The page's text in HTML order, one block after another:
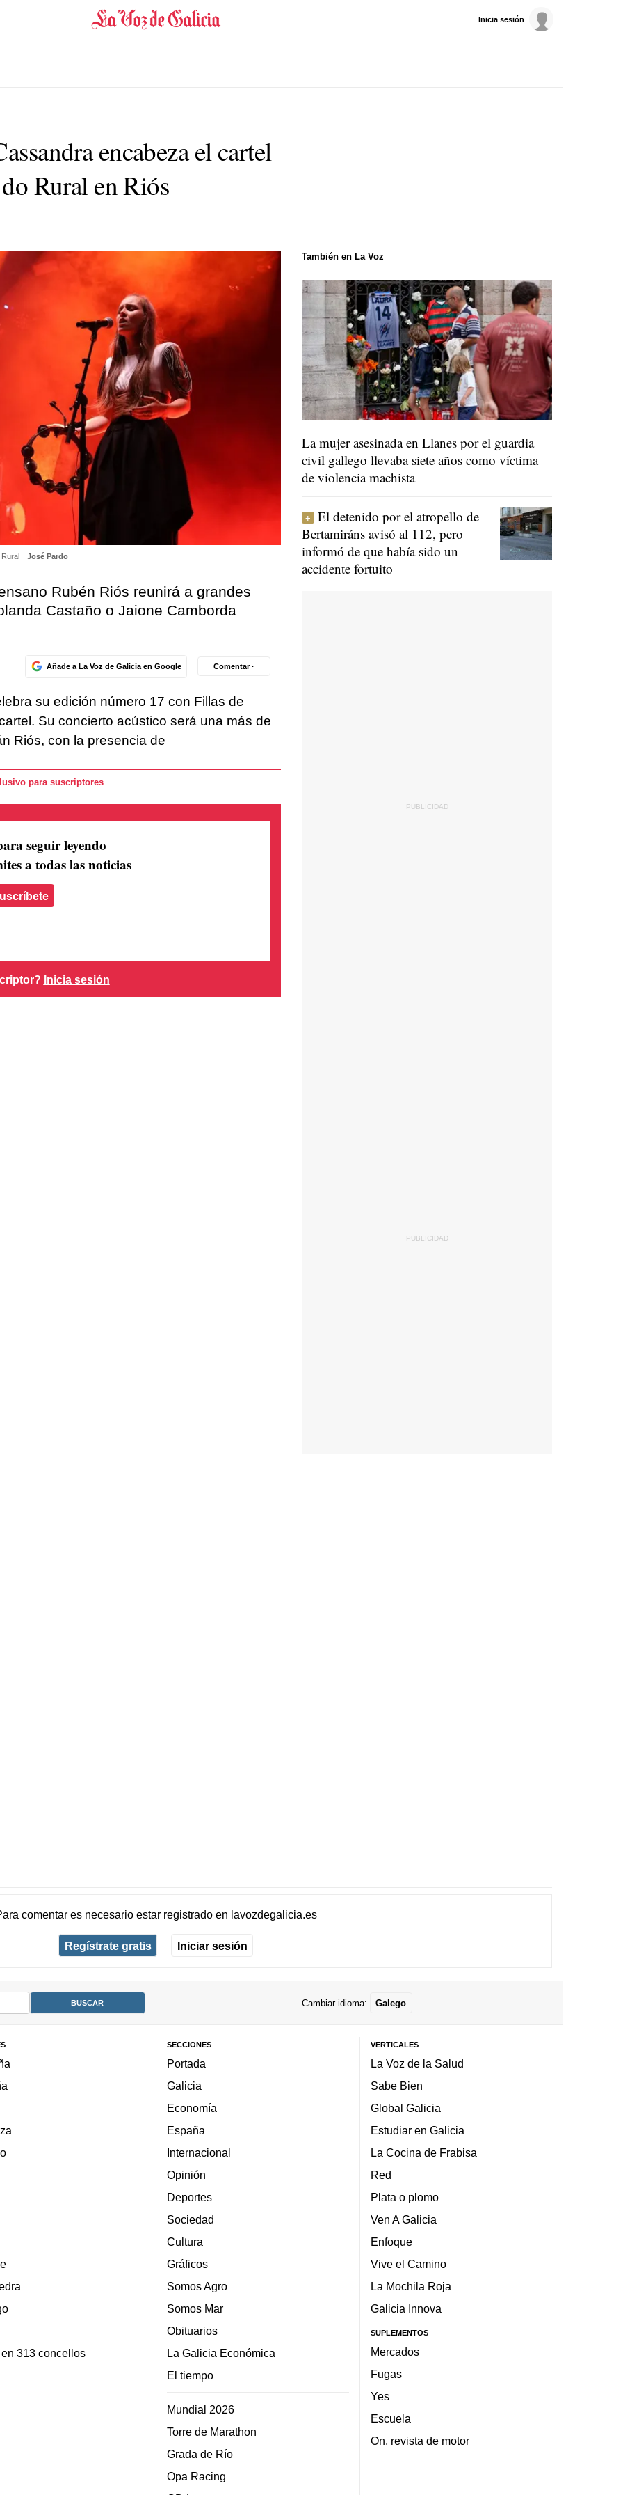
Inicia sesión
encabeza el cartel
Rural en Riós
José Pardo
Rubén Riós reunirá a grandes
Castaño o Jaione Camborda
Añade a La Voz de Galicia en Google Comentar ·
su edición número 17 con Fillas de
Su concierto acústico será una más de
Riós, con la presencia de
para suscriptores
seguir leyendo
a todas las noticias
Inicia sesión
También en La Voz
La mujer asesinada en Llanes por el guardia
civil gallego llevaba siete años como víctima
de violencia machista
El detenido por el atropello de
Bertamiráns avisó al 112, pero
informó de que había sido un
accidente fortuito
comentar es necesario estar registradoen lavozdegalicia.es
Regístrate gratis Iniciar sesión
Cambiar idioma: Galego
313 concellos
SECCIONES
Portada
Galicia
Economía
España
Internacional
Opinión
Deportes
Sociedad
Cultura
Gráficos
Somos Agro
Somos Mar
Obituarios
La Galicia Económica
El tiempo
Mundial 2026
Torre de Marathon
Grada de Río
Opa Racing
VERTICALES
La Voz de la Salud
Sabe Bien
Global Galicia
Estudiar en Galicia
La Cocina de Frabisa
Red
Plata o plomo
Ven A Galicia
Enfoque
Vive el Camino
La Mochila Roja
Galicia Innova
SUPLEMENTOS
Mercados
Fugas
Yes
Escuela
On, revista de motor